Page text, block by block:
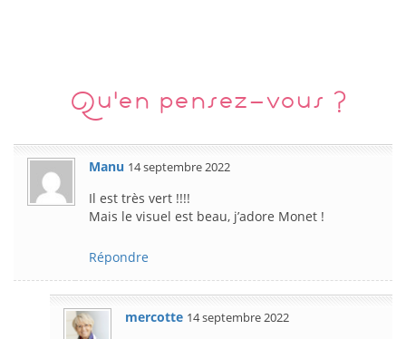
Qu'en pensez-vous ?
Manu 14 septembre 2022
Il est très vert !!!!
Mais le visuel est beau, j’adore Monet !
Répondre
mercotte 14 septembre 2022